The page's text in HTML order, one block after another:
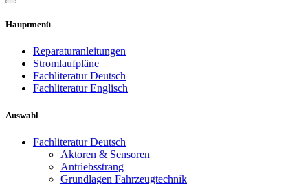
Hauptmenü
Reparaturanleitungen
Stromlaufpläne
Fachliteratur Deutsch
Fachliteratur Englisch
Auswahl
Fachliteratur Deutsch
Aktoren & Sensoren
Antriebsstrang
Grundlagen Fahrzeugtechnik